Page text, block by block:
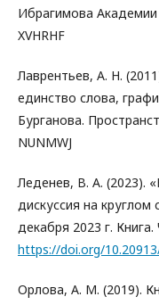
Ибрагимова Академии
XVHRHF
Лаврентьев, А. Н.
единство слова,
Бурганова.
NUNMWJ
Леденев, В. А. (2023).
дискуссия на круглом
декабря 2023 г.
https://doi.org/
Орлова, А. М. (2019).